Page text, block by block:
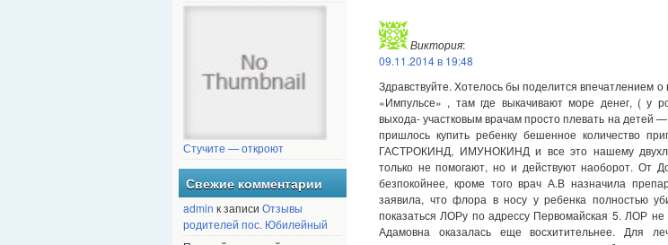
Стучите — откроют
Свежие комментарии
admin к записи Отзывы
родителей пос. Юбилейный
Виктория:
09.11.2014 в 19:48
Здравствуйте. Хотелось бы поделится впечатлением
«Импульсе» , там где выкачивают море денег, ( у
выхода- участковым врачам просто плевать на детей
пришлось купить ребенку бешенное количество
ГАСТРОКИНД, ИМУНОКИНД и все это нашему
только не помогают, но и действуют наоборот. От
безпокойнее, кроме того врач А.В назначила
заявила, что флора в носу у ребенка полностью
показаться ЛОРу по адрессу Первомайская 5. ЛОР
Адамовна оказалась еще восхитительнее. Для